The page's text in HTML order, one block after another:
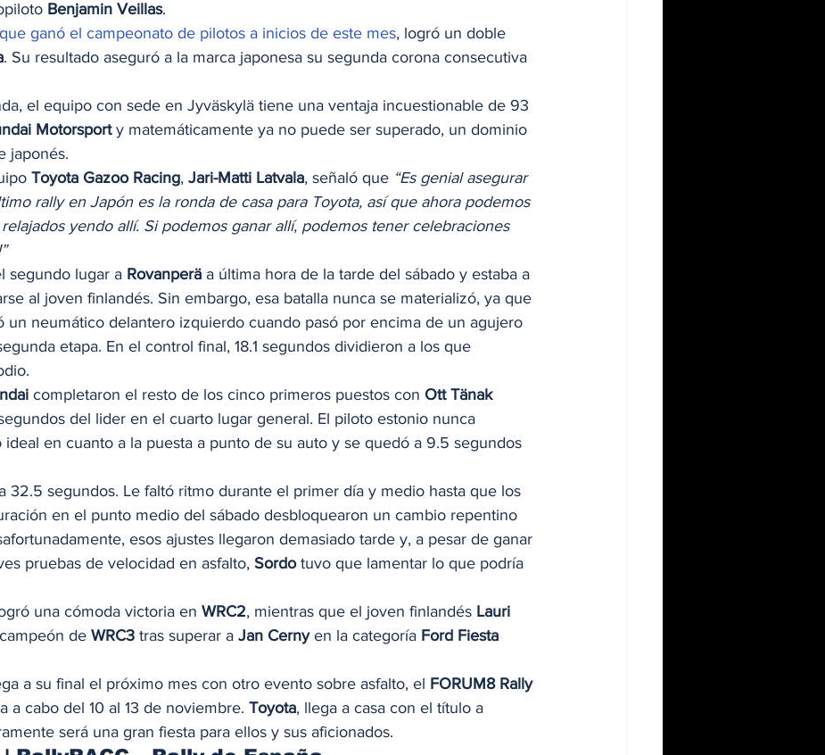
Benjamin Veillas.
ganó el campeonato de pilotos a inicios de este mes, logró un doble
. Su resultado aseguró a la marca japonesa su segunda corona consecutiva
el equipo con sede en Jyväskylä tiene una ventaja incuestionable de 93
Motorsport y matemáticamente ya no puede ser superado, un dominio
japonés.
Toyota Gazoo Racing, Jari-Matti Latvala, señaló que “Es genial asegurar
rally en Japón es la ronda de casa para Toyota, así que ahora podemos
yendo allí. Si podemos ganar allí, podemos tener celebraciones
segundo lugar a Rovanperä a última hora de la tarde del sábado y estaba a
al joven finlandés. Sin embargo, esa batalla nunca se materializó, ya que
un neumático delantero izquierdo cuando pasó por encima de un agujero
etapa. En el control final, 18.1 segundos dividieron a los que
completaron el resto de los cinco primeros puestos con Ott Tänak
del lider en el cuarto lugar general. El piloto estonio nunca
en cuanto a la puesta a punto de su auto y se quedó a 9.5 segundos
32.5 segundos. Le faltó ritmo durante el primer día y medio hasta que los
en el punto medio del sábado desbloquearon un cambio repentino
esos ajustes llegaron demasiado tarde y, a pesar de ganar
pruebas de velocidad en asfalto, Sordo tuvo que lamentar lo que podría
una cómoda victoria en WRC2, mientras que el joven finlandés Lauri
de WRC3 tras superar a Jan Cerny en la categoría Ford Fiesta
a su final el próximo mes con otro evento sobre asfalto, el FORUM8 Rally
a cabo del 10 al 13 de noviembre. Toyota, llega a casa con el título a
será una gran fiesta para ellos y sus aficionados.